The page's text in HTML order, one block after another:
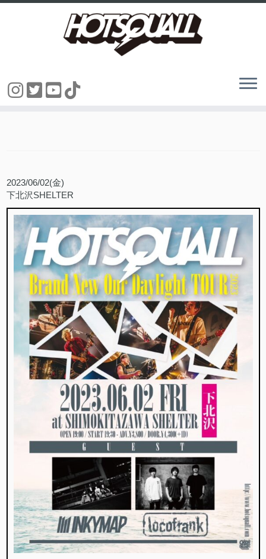
ッ
2023/06/02(金)
下北沢SHELTER